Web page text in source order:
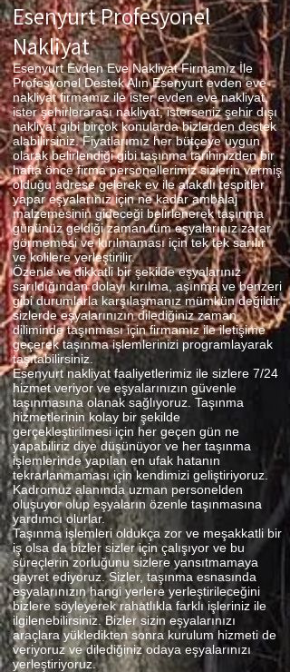
Esenyurt Profesyonel
Nakliyat
Esenyurt Evden Eve Nakliyat Firmamız İle
Profesyonel Destek Alın Esenyurt evden eve
nakliyat firmamız ile ister evden eve nakliyat,
ister şehirlerarası nakliyat, isterseniz şehir dışı
nakliyat gibi birçok konularda bizlerden destek
alabilirsiniz. Fiyatlarımız her bütçeye uygun
olarak belirlendiği gibi taşınma tarihinizden bir
hafta önce firma personellerimiz sizlerin vermiş
olduğu adrese gelerek ev ile alakalı tespitler
yapar eşyalarınız için ne kadar ambalaj
malzemesinin gideceği belirlenerek taşınma
gününüz geldiği zaman tüm eşyalarınız zarar
görmemesi ve kırılmaması için tek tek sarılır
ve kolilere yerleştirilir.
Özenle ve dikkatli bir şekilde eşyalarınız
sarıldığından dolayı kırılma, aşınma ve benzeri
gibi durumlarla karşılaşmanız mümkün değildir
sizlerde eşyalarınızın dilediğiniz zaman
diliminde taşınması için firmamız ile iletişime
geçerek taşınma işlemlerinizi programlayarak
taşıtabilirsiniz.
Esenyurt nakliyat faaliyetlerimiz ile sizlere 7/24
hizmet veriyor ve eşyalarınızın güvenle
taşınmasına olanak sağlıyoruz. Taşınma
hizmetlerinin kolay bir şekilde
gerçekleştirilmesi için her geçen gün ne
yapabiliriz diye düşünüyor ve her taşınma
işlemlerinde yapılan en ufak hatanın
tekrarlanmaması için kendimizi geliştiriyoruz.
Kadromuz alanında uzman personelden
oluşuyor olup eşyaların özenle taşınmasına
yardımcı olurlar.
Taşınma işlemleri oldukça zor ve meşakkatli bir
iş olsa da bizler sizler için çalışıyor ve bu
süreçlerin zorluğunu sizlere yansıtmamaya
gayret ediyoruz. Sizler, taşınma esnasında
eşyalarınızın hangi yerlere yerleştirileceğini
bizlere söyleyerek rahatlıkla farklı işleriniz ile
ilgilenebilirsiniz. Bizler sizin eşyalarınızı
araçlara yükledikten sonra kurulum hizmeti de
veriyoruz ve dilediğiniz odaya eşyalarınızı
yerleştiriyoruz.